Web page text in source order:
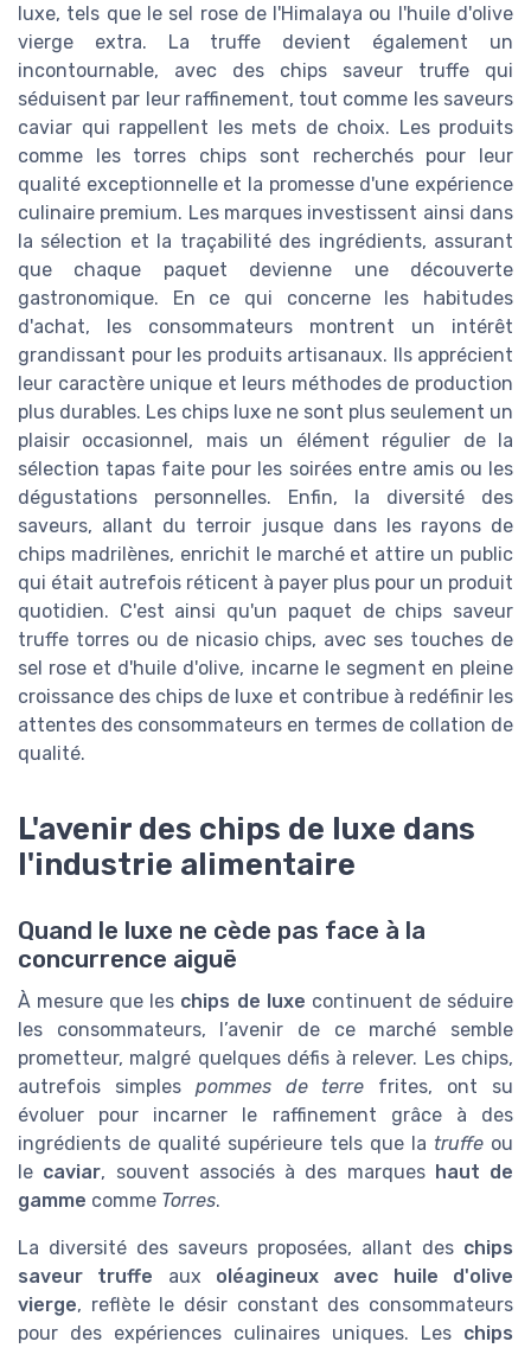
luxe, tels que le sel rose de l'Himalaya ou l'huile d'olive
vierge extra. La truffe devient également un
incontournable, avec des chips saveur truffe qui
séduisent par leur raffinement, tout comme les saveurs
caviar qui rappellent les mets de choix. Les produits
comme les torres chips sont recherchés pour leur
qualité exceptionnelle et la promesse d'une expérience
culinaire premium. Les marques investissent ainsi dans
la sélection et la traçabilité des ingrédients, assurant
que chaque paquet devienne une découverte
gastronomique. En ce qui concerne les habitudes
d'achat, les consommateurs montrent un intérêt
grandissant pour les produits artisanaux. Ils apprécient
leur caractère unique et leurs méthodes de production
plus durables. Les chips luxe ne sont plus seulement un
plaisir occasionnel, mais un élément régulier de la
sélection tapas faite pour les soirées entre amis ou les
dégustations personnelles. Enfin, la diversité des
saveurs, allant du terroir jusque dans les rayons de
chips madrilènes, enrichit le marché et attire un public
qui était autrefois réticent à payer plus pour un produit
quotidien. C'est ainsi qu'un paquet de chips saveur
truffe torres ou de nicasio chips, avec ses touches de
sel rose et d'huile d'olive, incarne le segment en pleine
croissance des chips de luxe et contribue à redéfinir les
attentes des consommateurs en termes de collation de
qualité.
L'avenir des chips de luxe dans
l'industrie alimentaire
Quand le luxe ne cède pas face à la
concurrence aiguë
À mesure que les chips de luxe continuent de séduire
les consommateurs, l’avenir de ce marché semble
prometteur, malgré quelques défis à relever. Les chips,
autrefois simples pommes de terre frites, ont su
évoluer pour incarner le raffinement grâce à des
ingrédients de qualité supérieure tels que la truffe ou
le caviar, souvent associés à des marques haut de
gamme comme Torres.
La diversité des saveurs proposées, allant des chips
saveur truffe aux oléagineux avec huile d'olive
vierge, reflète le désir constant des consommateurs
pour des expériences culinaires uniques. Les chips